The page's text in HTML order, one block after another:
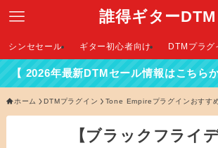
誰得ギターDTM
シンセセール ギター初心者向け DTMプラ
セール情報はこちらから！】
ホーム DTMプラグイン Tone Empireプラグインおすす
【ブラックフライ